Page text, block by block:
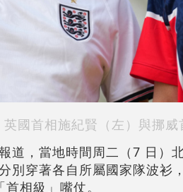
國首相施紀賢（左）與挪威
道，當地時間周二（7 日）
別穿著各自所屬國家隊波衫
相級」嘴仗。